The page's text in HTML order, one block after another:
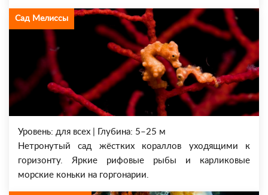
Сад Мелиссы
Уровень: для всех | Глубина: 5–25 м
Нетронутый сад жёстких кораллов уходящими к
горизонту. Яркие рифовые рыбы и карликовые
морские коньки на горгонарии.